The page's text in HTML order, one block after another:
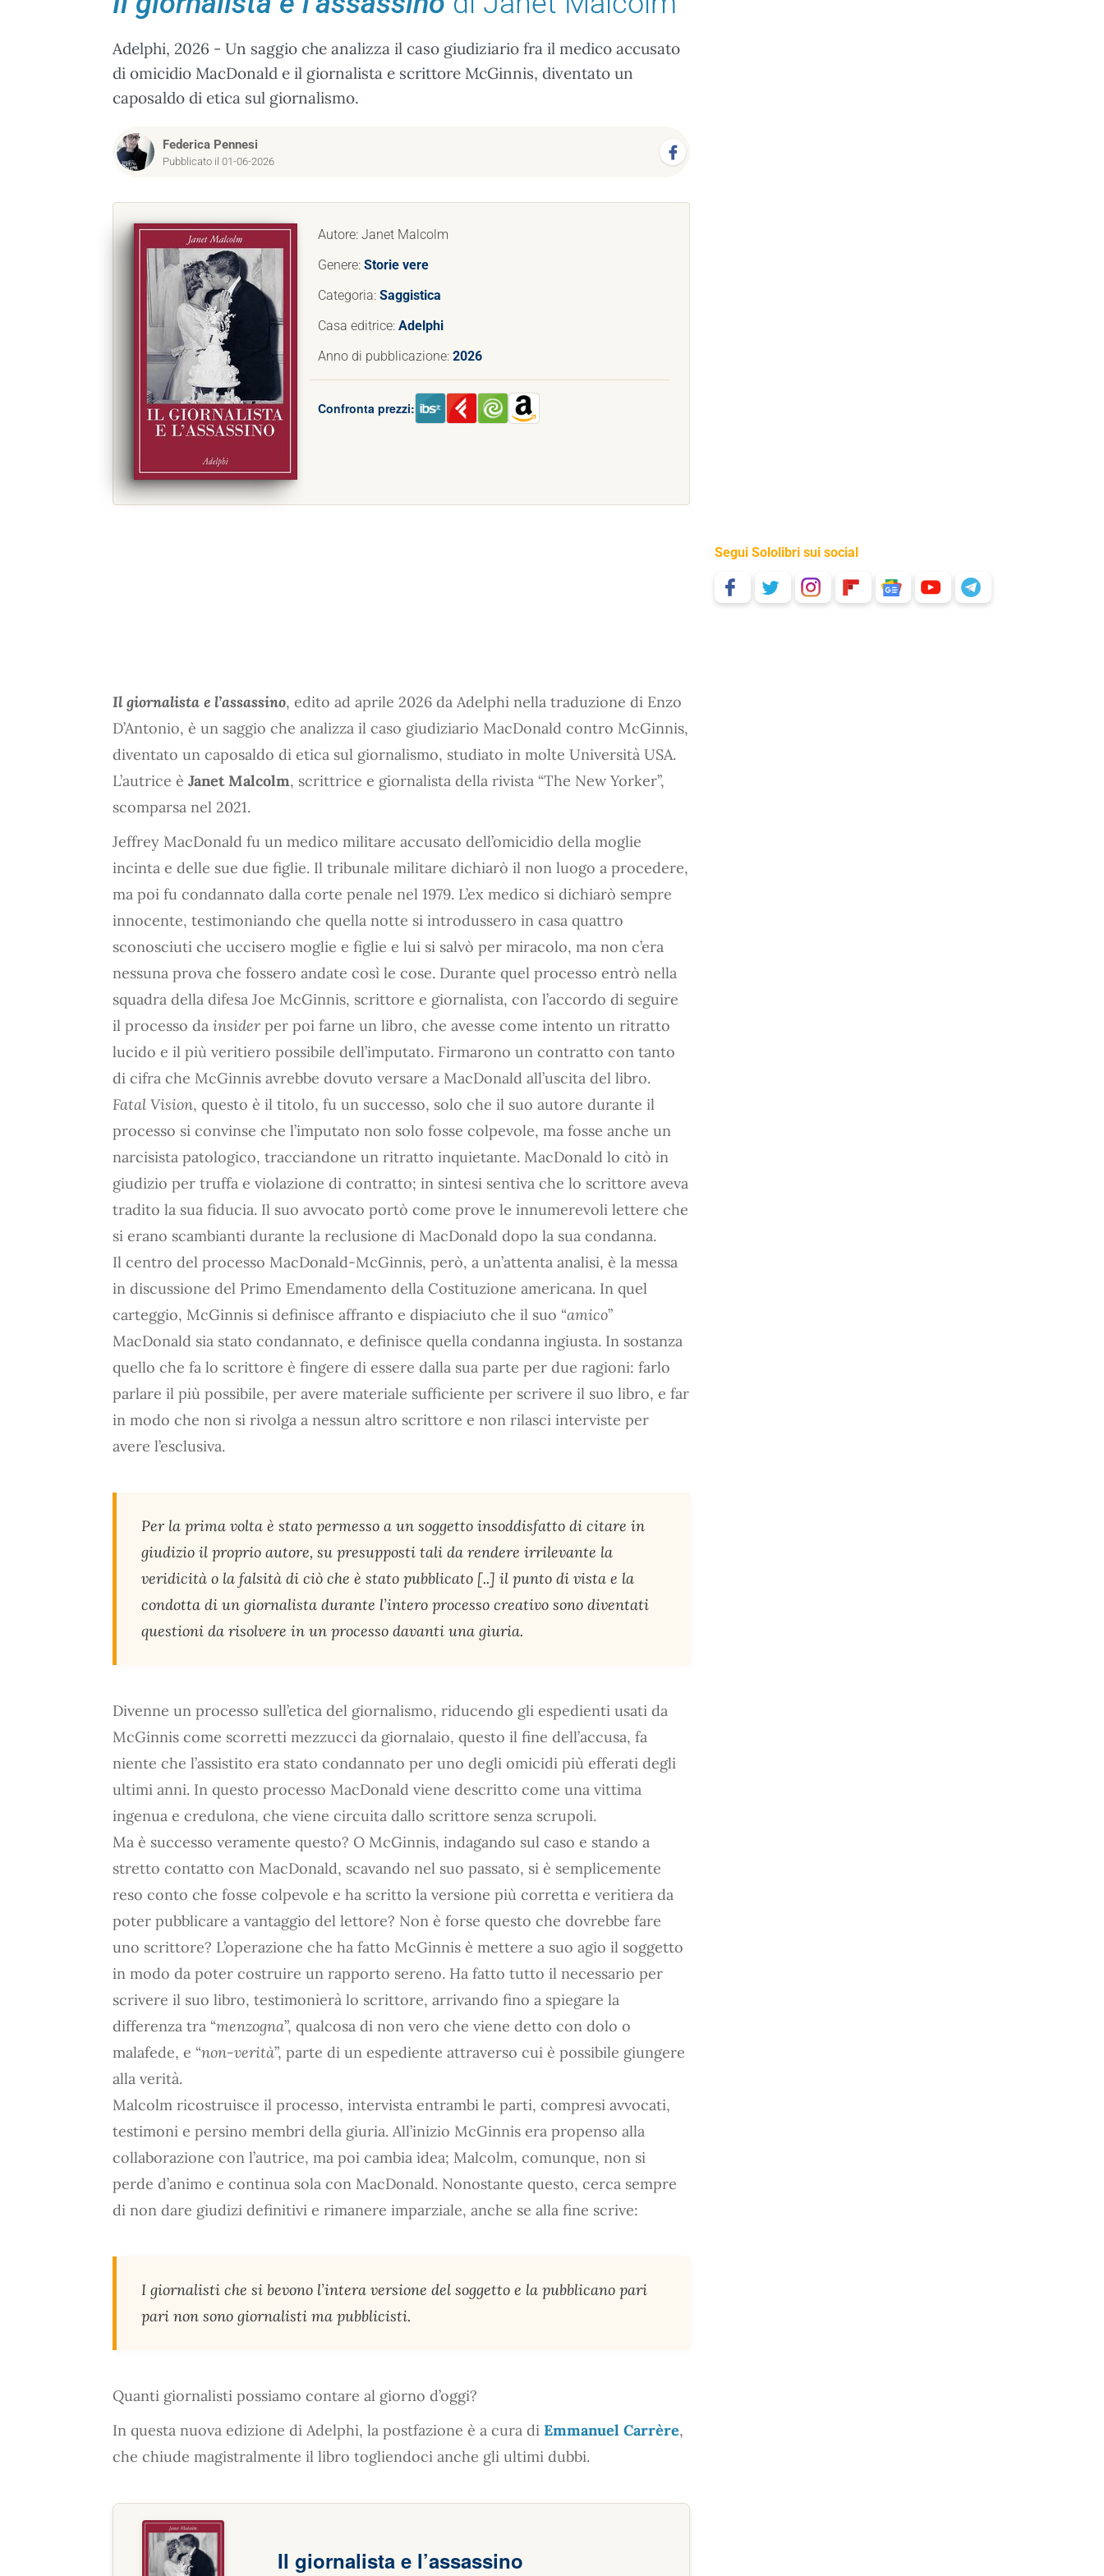
Adelphi, 2026 - Un saggio che analizza il caso giudiziario fra il medico accusato
di omicidio MacDonald e il giornalista e scrittore McGinnis, diventato un
caposaldo di etica sul giornalismo.
Federica Pennesi
Pubblicato il 01-06-2026
Autore: Janet Malcolm
Genere: Storie vere
Categoria: Saggistica
Casa editrice: Adelphi
Anno di pubblicazione: 2026
Confronta prezzi:
Il giornalista e l’assassino, edito ad aprile 2026 da Adelphi nella traduzione di Enzo
D’Antonio, è un saggio che analizza il caso giudiziario MacDonald contro McGinnis,
diventato un caposaldo di etica sul giornalismo, studiato in molte Università USA.
L’autrice è Janet Malcolm, scrittrice e giornalista della rivista “The New Yorker”,
scomparsa nel 2021.
Jeffrey MacDonald fu un medico militare accusato dell’omicidio della moglie
incinta e delle sue due figlie. Il tribunale militare dichiarò il non luogo a procedere,
ma poi fu condannato dalla corte penale nel 1979. L’ex medico si dichiarò sempre
innocente, testimoniando che quella notte si introdussero in casa quattro
sconosciuti che uccisero moglie e figlie e lui si salvò per miracolo, ma non c’era
nessuna prova che fossero andate così le cose. Durante quel processo entrò nella
squadra della difesa Joe McGinnis, scrittore e giornalista, con l’accordo di seguire
il processo da insider per poi farne un libro, che avesse come intento un ritratto
lucido e il più veritiero possibile dell’imputato. Firmarono un contratto con tanto
di cifra che McGinnis avrebbe dovuto versare a MacDonald all’uscita del libro.
Fatal Vision, questo è il titolo, fu un successo, solo che il suo autore durante il
processo si convinse che l’imputato non solo fosse colpevole, ma fosse anche un
narcisista patologico, tracciandone un ritratto inquietante. MacDonald lo citò in
giudizio per truffa e violazione di contratto; in sintesi sentiva che lo scrittore aveva
tradito la sua fiducia. Il suo avvocato portò come prove le innumerevoli lettere che
si erano scambianti durante la reclusione di MacDonald dopo la sua condanna.
Il centro del processo MacDonald-McGinnis, però, a un’attenta analisi, è la messa
in discussione del Primo Emendamento della Costituzione americana. In quel
carteggio, McGinnis si definisce affranto e dispiaciuto che il suo “amico”
MacDonald sia stato condannato, e definisce quella condanna ingiusta. In sostanza
quello che fa lo scrittore è fingere di essere dalla sua parte per due ragioni: farlo
parlare il più possibile, per avere materiale sufficiente per scrivere il suo libro, e far
in modo che non si rivolga a nessun altro scrittore e non rilasci interviste per
avere l’esclusiva.
Per la prima volta è stato permesso a un soggetto insoddisfatto di citare in
giudizio il proprio autore, su presupposti tali da rendere irrilevante la
veridicità o la falsità di ciò che è stato pubblicato [..] il punto di vista e la
condotta di un giornalista durante l’intero processo creativo sono diventati
questioni da risolvere in un processo davanti una giuria.
Divenne un processo sull’etica del giornalismo, riducendo gli espedienti usati da
McGinnis come scorretti mezzucci da giornalaio, questo il fine dell’accusa, fa
niente che l’assistito era stato condannato per uno degli omicidi più efferati degli
ultimi anni. In questo processo MacDonald viene descritto come una vittima
ingenua e credulona, che viene circuita dallo scrittore senza scrupoli.
Ma è successo veramente questo? O McGinnis, indagando sul caso e stando a
stretto contatto con MacDonald, scavando nel suo passato, si è semplicemente
reso conto che fosse colpevole e ha scritto la versione più corretta e veritiera da
poter pubblicare a vantaggio del lettore? Non è forse questo che dovrebbe fare
uno scrittore? L’operazione che ha fatto McGinnis è mettere a suo agio il soggetto
in modo da poter costruire un rapporto sereno. Ha fatto tutto il necessario per
scrivere il suo libro, testimonierà lo scrittore, arrivando fino a spiegare la
differenza tra “menzogna”, qualcosa di non vero che viene detto con dolo o
malafede, e “non-verità”, parte di un espediente attraverso cui è possibile giungere
alla verità.
Malcolm ricostruisce il processo, intervista entrambi le parti, compresi avvocati,
testimoni e persino membri della giuria. All’inizio McGinnis era propenso alla
collaborazione con l’autrice, ma poi cambia idea; Malcolm, comunque, non si
perde d’animo e continua sola con MacDonald. Nonostante questo, cerca sempre
di non dare giudizi definitivi e rimanere imparziale, anche se alla fine scrive:
I giornalisti che si bevono l’intera versione del soggetto e la pubblicano pari
pari non sono giornalisti ma pubblicisti.
Quanti giornalisti possiamo contare al giorno d’oggi?
In questa nuova edizione di Adelphi, la postfazione è a cura di Emmanuel Carrère,
che chiude magistralmente il libro togliendoci anche gli ultimi dubbi.
Il giornalista e l’assassino
Segui Sololibri sui social